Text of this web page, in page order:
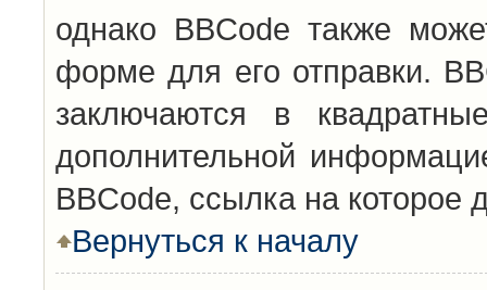
однако BBCode также
форме для его отправки.
заключаются в
дополнительной
BBCode, ссылка на
Вернуться к началу